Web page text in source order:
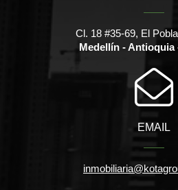
Cl. 18 #35-69, El
Medellín - Antioquia
EMAIL